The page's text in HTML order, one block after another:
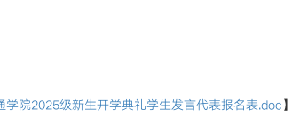
学院2025级新生开学典礼学生发言代表报名表.doc】